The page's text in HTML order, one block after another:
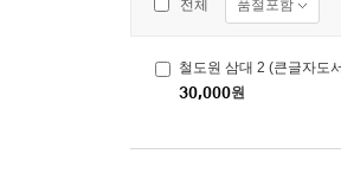
전체 품절포함
철도원 삼대 2 (큰글자도
30,000원